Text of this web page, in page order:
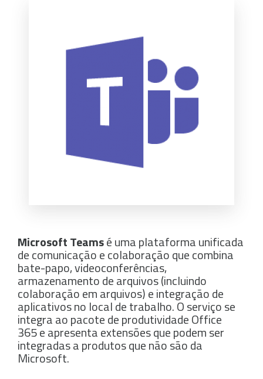
Microsoft Teamsé uma plataforma unificada
de comunicação e colaboração que combina
bate-papo, videoconferências,
armazenamento de arquivos (incluindo
colaboração em arquivos) e integração de
aplicativos no local de trabalho. O serviço se
integra ao pacote de produtividade Office
365 e apresenta extensões que podem ser
integradas a produtos que não são da
Microsoft.